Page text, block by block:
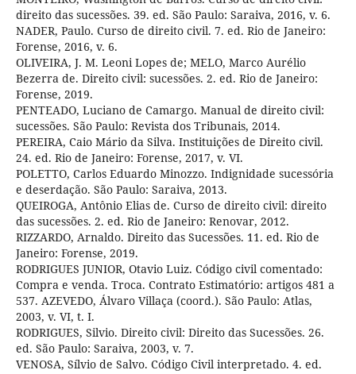
direito das sucessões. 39. ed. São Paulo: Saraiva, 2016, v. 6.
NADER, Paulo. Curso de direito civil. 7. ed. Rio de Janeiro:
Forense, 2016, v. 6.
OLIVEIRA, J. M. Leoni Lopes de; MELO, Marco Aurélio
Bezerra de. Direito civil: sucessões. 2. ed. Rio de Janeiro:
Forense, 2019.
PENTEADO, Luciano de Camargo. Manual de direito civil:
sucessões. São Paulo: Revista dos Tribunais, 2014.
PEREIRA, Caio Mário da Silva. Instituições de Direito civil.
24. ed. Rio de Janeiro: Forense, 2017, v. VI.
POLETTO, Carlos Eduardo Minozzo. Indignidade sucessória
e deserdação. São Paulo: Saraiva, 2013.
QUEIROGA, Antônio Elias de. Curso de direito civil: direito
das sucessões. 2. ed. Rio de Janeiro: Renovar, 2012.
RIZZARDO, Arnaldo. Direito das Sucessões. 11. ed. Rio de
Janeiro: Forense, 2019.
RODRIGUES JUNIOR, Otavio Luiz. Código civil comentado:
Compra e venda. Troca. Contrato Estimatório: artigos 481 a
537. AZEVEDO, Álvaro Villaça (coord.). São Paulo: Atlas,
2003, v. VI, t. I.
RODRIGUES, Silvio. Direito civil: Direito das Sucessões. 26.
ed. São Paulo: Saraiva, 2003, v. 7.
VENOSA, Sílvio de Salvo. Código Civil interpretado. 4. ed.